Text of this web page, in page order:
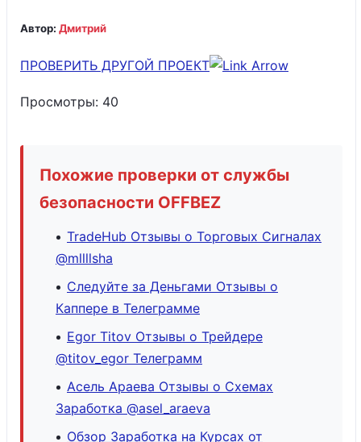
Автор: Дмитрий
ПРОВЕРИТЬ ДРУГОЙ ПРОЕКТ
Просмотры: 40
Похожие проверки от службы
безопасности OFFBEZ
TradeHub Отзывы о Торговых Сигналах
@mllllsha
Следуйте за Деньгами Отзывы о
Каппере в Телеграмме
Egor Titov Отзывы о Трейдере
@titov_egor Телеграмм
Асель Араева Отзывы о Схемах
Заработка @asel_araeva
Обзор Заработка на Курсах от